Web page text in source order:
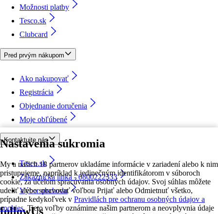
Nastavenia súkromia
My a našich 18 partnerov ukladáme informácie v zariadení alebo k nim
pristupujeme, napríklad k jedinečným identifikátorom v súboroch
cookie, za účelom spracúvania osobných údajov. Svoj súhlas môžete
udeliť alebo spravovať voľbou Prijať alebo Odmietnuť všetko,
prípadne kedykoľvek v Pravidlách pre ochranu osobných údajov a
cookies. Tieto voľby oznámime našim partnerom a neovplyvnia údaje
Možnosti platby
Tesco.sk
Clubcard
Pred prvým nákupom
Ako nakupovať
Registrácia
Objednanie doručenia
Moje obľúbené
Kontaktujte nás
Tesco.sk
Zákaznícka linka - 0800222333
Výber obchodu
followUs